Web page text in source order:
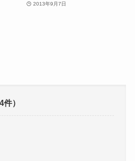
2013年9月7日
4件）